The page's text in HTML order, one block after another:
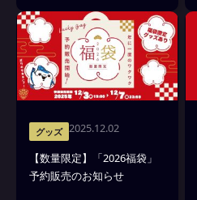
グッズ 2025.12.02
【数量限定】「2026福袋」
予約販売のお知らせ